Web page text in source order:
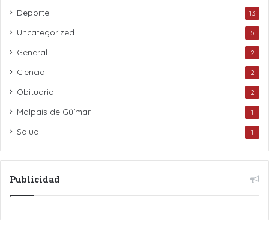
Deporte 13
Uncategorized 5
General 2
Ciencia 2
Obituario 2
Malpaís de Güímar 1
Salud 1
Publicidad